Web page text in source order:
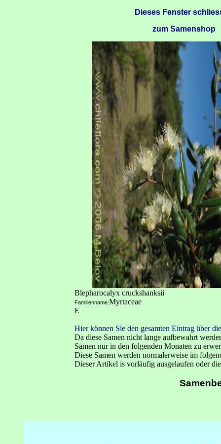
Dieses Fenster
zum Samenshop
Blepharocalyx cruckshanksii
Familienname:Myrtaceae
E
Hier können Sie den gesamten Eintrag über
Da diese Samen nicht lange aufbewahrt
Samen nur in den folgenden Monaten zu
Diese Samen werden normalerweise im
Dieser Artikel is vorläufig ausgelaufen oder